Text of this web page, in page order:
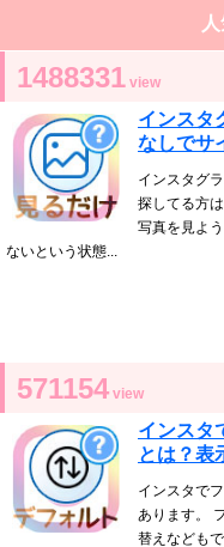
1488331 view
インスタ
なしでサ
インスタグ
探してる方
写真を見よ
ないという状態...
571154 view
インスタ
とは？表
インスタで
あります。
替えなども